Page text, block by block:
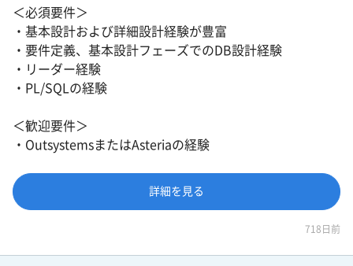
＜必須要件＞
・基本設計および詳細設計経験が豊富
・要件定義、基本設計フェーズでのDB設計経験
・リーダー経験
・PL/SQLの経験
＜歓迎要件＞
・OutsystemsまたはAsteriaの経験
詳細を見る
718日前